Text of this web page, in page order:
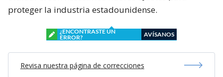
proteger la industria estadounidense.
¿ENCONTRASTE UN
ERROR?
AVÍSANOS
Revisa nuestra página de correcciones